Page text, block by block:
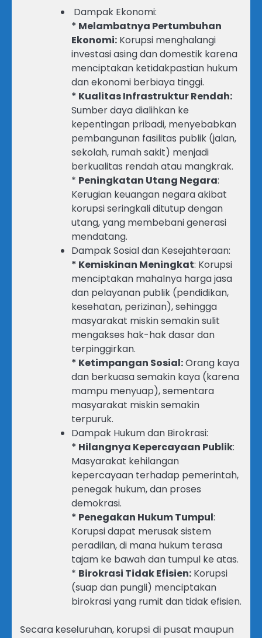
Dampak Ekonomi:
* Melambatnya Pertumbuhan
Ekonomi: Korupsi menghalangi
investasi asing dan domestik karena
menciptakan ketidakpastian hukum
dan ekonomi berbiaya tinggi.
* Kualitas Infrastruktur Rendah:
Sumber daya dialihkan ke
kepentingan pribadi, menyebabkan
pembangunan fasilitas publik (jalan,
sekolah, rumah sakit) menjadi
berkualitas rendah atau mangkrak.
* Peningkatan Utang Negara:
Kerugian keuangan negara akibat
korupsi seringkali ditutup dengan
utang, yang membebani generasi
mendatang.
Dampak Sosial dan Kesejahteraan:
* Kemiskinan Meningkat: Korupsi
menciptakan mahalnya harga jasa
dan pelayanan publik (pendidikan,
kesehatan, perizinan), sehingga
masyarakat miskin semakin sulit
mengakses hak-hak dasar dan
terpinggirkan.
* Ketimpangan Sosial:Orang kaya
dan berkuasa semakin kaya (karena
mampu menyuap), sementara
masyarakat miskin semakin
terpuruk.
Dampak Hukum dan Birokrasi:
* Hilangnya Kepercayaan Publik:
Masyarakat kehilangan
kepercayaan terhadap pemerintah,
penegak hukum, dan proses
demokrasi.
* Penegakan Hukum Tumpul:
Korupsi dapat merusak sistem
peradilan, di mana hukum terasa
tajam ke bawah dan tumpul ke atas.
* Birokrasi Tidak Efisien: Korupsi
(suap dan pungli) menciptakan
birokrasi yang rumit dan tidak efisien.
Secara keseluruhan, korupsi di pusat maupun